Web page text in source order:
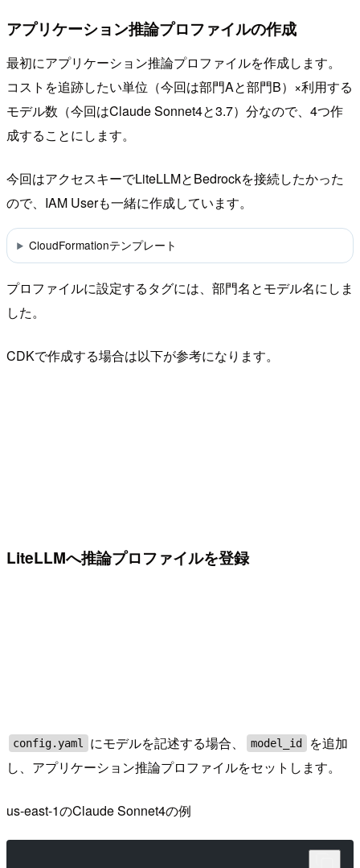
アプリケーション推論プロファイルの作成
最初にアプリケーション推論プロファイルを作成します。
コストを追跡したい単位（今回は部門Aと部門B）×利用する
モデル数（今回はClaude Sonnet4と3.7）分なので、4つ作
成することにします。
今回はアクセスキーでLiteLLMとBedrockを接続したかった
ので、IAM Userも一緒に作成しています。
CloudFormationテンプレート
プロファイルに設定するタグには、部門名とモデル名にしま
した。
CDKで作成する場合は以下が参考になります。
LiteLLMへ推論プロファイルを登録
config.yaml にモデルを記述する場合、 model_id
を追加
し、アプリケーション推論プロファイルをセットします。
us-east-1のClaude Sonnet4の例